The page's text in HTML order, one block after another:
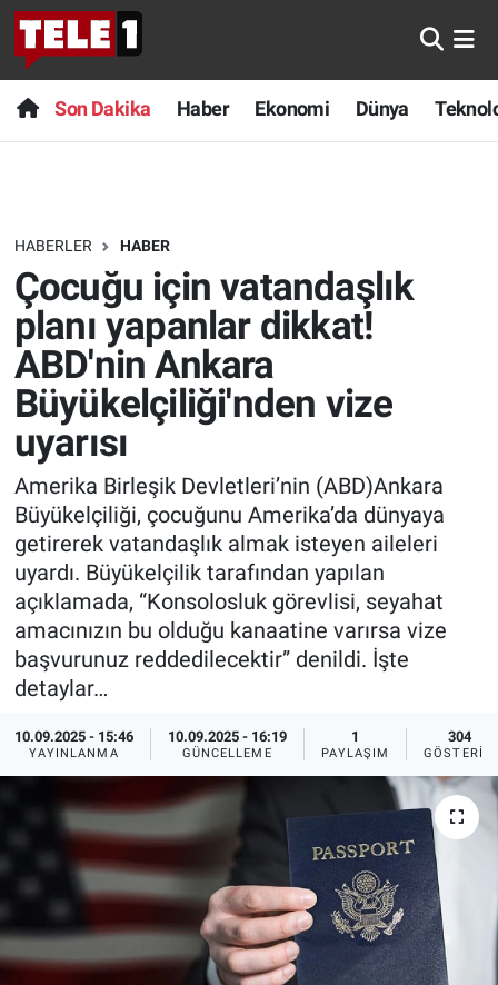
Son Dakika Haber Ekonomi Dünya
HABERLER HABER
Çocuğu için vatandaşlık
planı yapanlar dikkat!
ABD'nin Ankara
Büyükelçiliği'nden vize
uyarısı
Amerika Birleşik Devletleri’nin (ABD)Ankara
Büyükelçiliği, çocuğunu Amerika’da dünyaya
getirerek vatandaşlık almak isteyen aileleri
uyardı. Büyükelçilik tarafından yapılan
açıklamada, “Konsolosluk görevlisi, seyahat
amacınızın bu olduğu kanaatine varırsa vize
başvurunuz reddedilecektir” denildi. İşte
detaylar…
10.09.2025 - 15:46
YAYINLANMA
10.09.2025 - 16:19
GÜNCELLEME
1
PAYLAŞIM
304
GÖSTERIM
Anında Manşet
Başka Sohbetler
Bilim turu
Bilim ve Teknoloji Evreni
Doğa Konuşuyor
Dünya
Ege Saati
Ege'den Esintiler
Eğitim
Eğlence
Ekonomi
Gerçeğin İzinde
Gün Başlıyor
Gün Bitiyor
Son Dakika
Haber
Dünya
Teknoloji
Sağlık
Spor
Yayın Akışı
İletişim
Nöbetçi Eczaneler
Hava Durumu
Trafik Durumu
Süper Lig Puan Durumu ve Fikstür
Tüm Manşetler
Son Dakika Haberleri
Haber Arşivi